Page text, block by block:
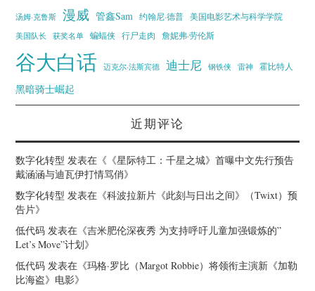
汤姆·克鲁斯 漫威 管鑫Sam 约翰尼·德普
美国电影艺术与科学学院
美国队长
获奖名单 蝙蝠侠 行尸走肉 詹妮弗·劳伦斯
谷大白话 迈克尔·法斯宾德 迪士尼 钢铁侠 雷神 霍比特人
黑暗骑士崛起
近期评论
数字化转型 发表在《 《星际特工：千星之城》首曝中文先行预告
戴涵涵与迪瓦伊打情骂俏》
数字化转型 发表在《科波拉新片《此刻与日出之间》（Twixt）预
告片》
低代码 发表在《吉米肥伦深夜秀 为支持呼吁儿童加强锻炼的”
Let’s Move”计划》
低代码 发表在《玛格·罗比（Margot Robbie）将领衔主演新《加勒
比海盗》电影》